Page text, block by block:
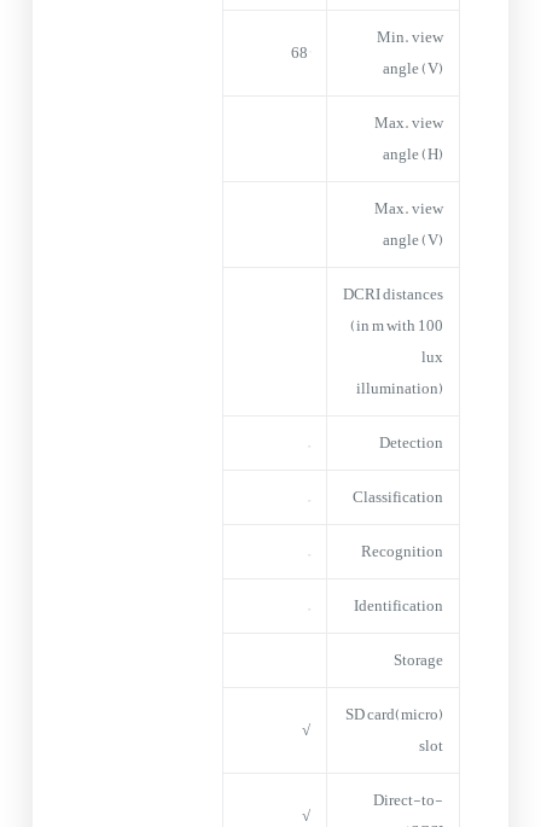
Min. view
angle (V)
68°
Max. view
angle (H)
Max. view
angle (V)
DCRI distances
(in m with 100
lux
illumination)
Detection
–
Classification
–
Recognition
–
Identification
–
Storage
(micro)SD card
slot
√
Direct-to-
√